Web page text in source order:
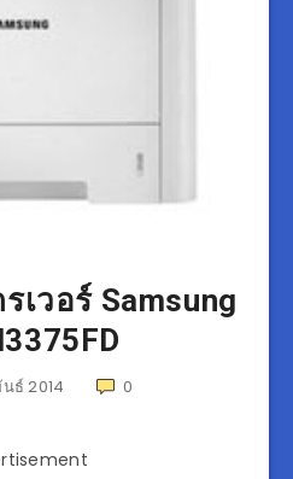
เวอร์ Samsung
ธ์ 2014 0